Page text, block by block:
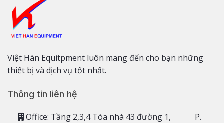
Việt Hàn Equitpment luôn mang đến cho bạn những
thiết bị và dịch vụ tốt nhất.
Thông tin liên hệ
Office: Tầng 2,3,4 Tòa nhà 43 đường 1, P.